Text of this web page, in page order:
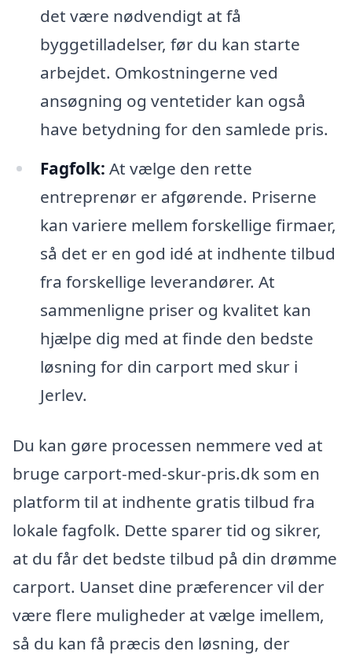
det være nødvendigt at få
byggetilladelser, før du kan starte
arbejdet. Omkostningerne ved
ansøgning og ventetider kan også
have betydning for den samlede pris.
Fagfolk: At vælge den rette
entreprenør er afgørende. Priserne
kan variere mellem forskellige firmaer,
så det er en god idé at indhente tilbud
fra forskellige leverandører. At
sammenligne priser og kvalitet kan
hjælpe dig med at finde den bedste
løsning for din carport med skur i
Jerlev.
Du kan gøre processen nemmere ved at
bruge carport-med-skur-pris.dk som en
platform til at indhente gratis tilbud fra
lokale fagfolk. Dette sparer tid og sikrer,
at du får det bedste tilbud på din drømme
carport. Uanset dine præferencer vil der
være flere muligheder at vælge imellem,
så du kan få præcis den løsning, der